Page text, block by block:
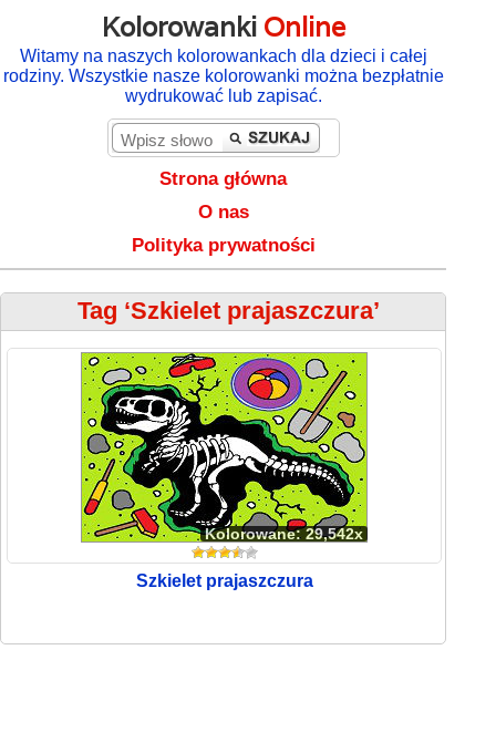
Kolorowanki Online
Witamy na naszych kolorowankach dla dzieci i całej
rodziny. Wszystkie nasze kolorowanki można bezpłatnie
wydrukować lub zapisać.
Strona główna
O nas
Polityka prywatności
Tag ‘Szkielet prajaszczura’
Kolorowane: 29,542x
Szkielet prajaszczura